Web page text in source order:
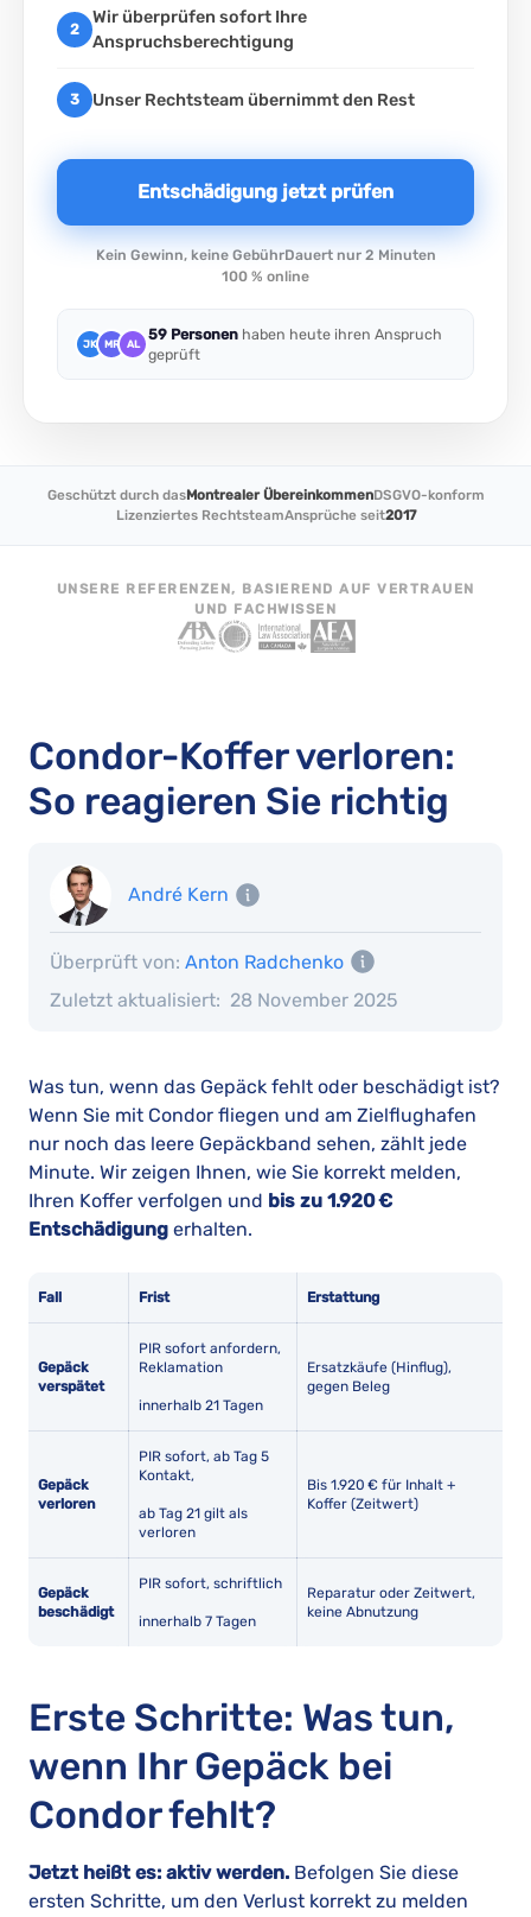
2
Wir überprüfen sofort Ihre
Anspruchsberechtigung
3 Unser Rechtsteam übernimmt den Rest
Entschädigung jetzt prüfen
Kein Gewinn, keine GebührDauert nur 2 Minuten
100 % online
JK MR AL
59 Personen haben heute ihren Anspruch
geprüft
Geschützt durch dasMontrealer ÜbereinkommenDSGVO-konform
Lizenziertes RechtsteamAnsprüche seit2017
UNSERE REFERENZEN, BASIEREND AUF VERTRAUEN
UND FACHWISSEN
Condor-Koffer verloren:
So reagieren Sie richtig
André Kern
Zuletzt aktualisiert: 28 November 2025
Überprüft von: Anton Radchenko
Was tun, wenn das Gepäck fehlt oder beschädigt ist?
Wenn Sie mit Condor fliegen und am Zielflughafen
nur noch das leere Gepäckband sehen, zählt jede
Minute. Wir zeigen Ihnen, wie Sie korrekt melden,
Ihren Koffer verfolgen und bis zu 1.920 €
Entschädigung erhalten.
Fall Frist Erstattung
Gepäck
verspätet
PIR sofort anfordern,
Reklamation
innerhalb 21 Tagen
Ersatzkäufe (Hinflug),
gegen Beleg
Gepäck
verloren
PIR sofort, ab Tag 5
Kontakt,
ab Tag 21 gilt als
verloren
Bis 1.920 € für Inhalt +
Koffer (Zeitwert)
Gepäck
beschädigt
PIR sofort, schriftlich
innerhalb 7 Tagen
Reparatur oder Zeitwert,
keine Abnutzung
Erste Schritte: Was tun,
wenn Ihr Gepäck bei
Condor fehlt?
Jetzt heißt es: aktiv werden. Befolgen Sie diese
ersten Schritte, um den Verlust korrekt zu melden